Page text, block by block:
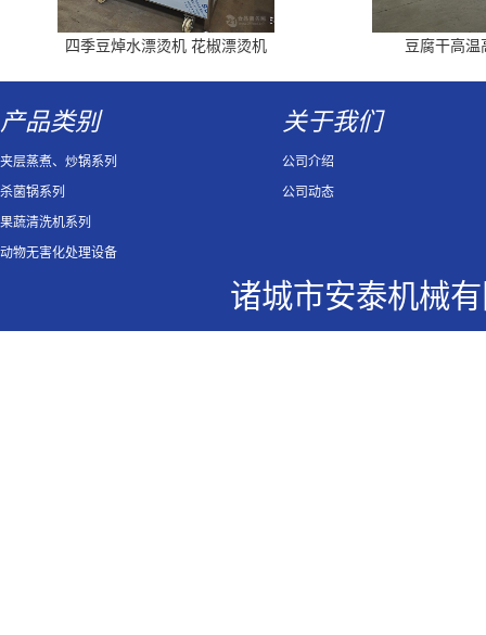
四季豆焯水漂烫机 花椒漂烫机 豆腐干高温
产品类别
夹层蒸煮、炒锅系列
杀菌锅系列
果蔬清洗机系列
动物无害化处理设备
关于我们
公司介绍
公司动态
诸城市安泰机械